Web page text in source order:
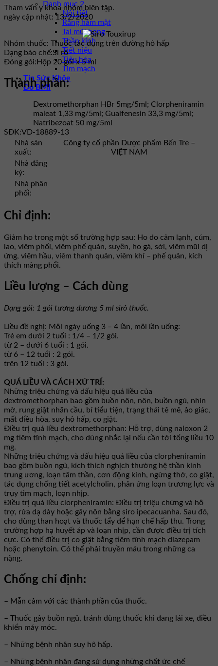
Danh mục 2
Nội tiết
Răng hàm mặt
Tai mũi họng
Thần kinh
Tiết niệu
Tiêu hóa
Tim mạch
Tin Sức Khỏe
Đo BMI
Tham vấn y khoa nhóm biên tập.
ngày cập nhật: 13/2/2020
Nhóm thuốc: Thuốc tác dụng trên đường hô hấp
Dạng bào chế:Si rô
Đóng gói: Hộp 20 gói x 5 ml
Thành phần:
Dextromethorphan HBr 5mg/5ml; Clorpheniramin
maleat 1,33 mg/5ml; Guaifenesin 33,3 mg/5ml;
Natribezoat 50 mg/5ml
SĐK:VD-18889-13
Nhà sản
xuất:
Công ty cổ phần Dược phẩm Bến Tre –
VIỆT NAM
Nhà đăng
ký:
Nhà phân
phối:
Chỉ định:
Giảm ho trong một số trường hợp sau: Ho do cảm lạnh, cúm,
lao, viêm phổi, viêm phế quản, suyễn, ho gà, sởi, viêm mũi dị
ứng, viêm hầu, viêm thanh quản, viêm khí – phế quản, kích
thích màng phổi.
Liều lượng – Cách dùng
Dạng gói: 1 gói tương đương 5 ml sirô thuốc.
Liều đề nghị: Mỗi ngày uống 3 – 4 lần, mỗi lần uống:
Trẻ em dưới 2 tuổi : 1/4 – 1/2 gói.
từ 2 – dưới 6 tuổi : 1 gói.
từ 6 – 12 tuổi : 2 gói.
trên 12 tuổi : 3 gói.
QUÁ LIỀU VÀ CÁCH XỬ TRÍ:
Những triệu chứng và dấu hiệu quá liều của
dextromethorphan bao gồm buồn nôn, nôn, buồn ngủ, nhìn
mờ, rung giật nhãn cầu, bí tiểu tiện, trạng thái tê mê, ảo giác,
mất điều hòa, suy hô hấp, co giật.
Điều trị quá liều dextromethorphan: Hỗ trợ, dùng naloxon 2
mg tiêm tĩnh mạch, cho dùng nhắc lại nếu cần tới tổng liều 10
mg.
Những triệu chứng và dấu hiệu quá liều của clorpheniramin
bao gồm buồn ngủ, kích thích nghịch thường hệ thần kinh
trung ương, loạn tâm thần, cơn động kinh, ngừng thở, co giật,
tác dụng chống tiết acetylcholin, phản ứng loạn trương lực và
trụy tim mạch, loạn nhịp.
Điều trị quá liều clorpheniramin: Điều trị triệu chứng và hỗ
trợ, rửa dạ dày hoặc gây nôn bằng siro ipecacuanha. Sau đó,
cho dùng than hoạt và thuốc tẩy để hạn chế hấp thu. Trong
trường hợp hạ huyết áp và loạn nhịp, cần được điều trị tích
cực. Có thể điều trị co giật bằng tiêm tĩnh mạch diazepam
hoặc phenytoin. Có thể phải truyền máu trong những ca
nặng.
Chống chỉ định:
– Mẫn cảm với các thành phần của thuốc.
– Thuốc gây buồn ngủ, tránh dùng thuốc khi đang lái xe, điều
khiển máy móc.
– Những bệnh nhân suy hô hấp.
– Những bệnh nhân đang sử dụng những chất ức chế